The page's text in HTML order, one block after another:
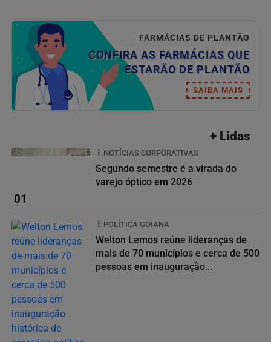
FARMÁCIAS DE PLANTÃO
CONFIRA AS FARMÁCIAS QUE
ESTARÃO DE PLANTÃO
SAIBA MAIS
+ Lidas
01
NOTÍCIAS CORPORATIVAS
Segundo semestre é a virada do
varejo óptico em 2026
POLÍTICA GOIANA
Welton Lemos reúne lideranças de
mais de 70 municípios e cerca de 500
pessoas em inauguração...